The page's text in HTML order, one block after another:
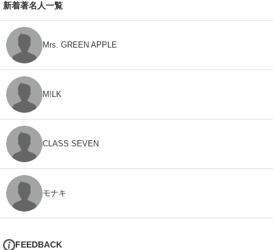
新着著名人一覧
Mrs. GREEN APPLE
M!LK
CLASS SEVEN
モナキ
FEEDBACK